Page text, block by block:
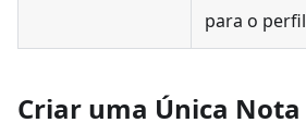
para o
Criar uma Única Nota